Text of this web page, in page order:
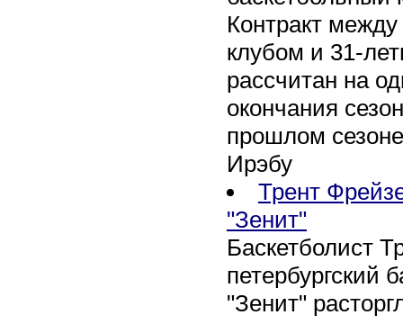
Контракт между
клубом и 31-
рассчитан на
окончания
прошлом
Ирэбу
Трент
"Зенит"
Баскетболист
петербургский
"Зенит"